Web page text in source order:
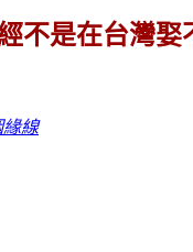
不是在台灣娶
緣線